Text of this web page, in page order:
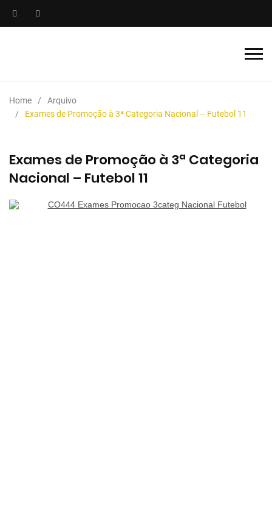
Home
Arquivo
Exames de Promoção à 3ª Categoria Nacional – Futebol 11
Exames de Promoção à 3ª Categoria
Nacional – Futebol 11
CO444 Exames Promocao 3categ Nacional Futebol